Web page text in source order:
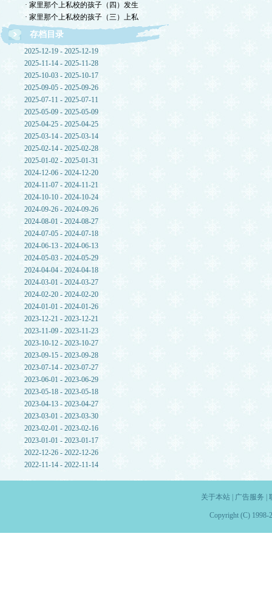
· 家里那个上私校的孩子（四）发生
· 家里那个上私校的孩子（三）上私
存档目录
2025-12-19 - 2025-12-19
2025-11-14 - 2025-11-28
2025-10-03 - 2025-10-17
2025-09-05 - 2025-09-26
2025-07-11 - 2025-07-11
2025-05-09 - 2025-05-09
2025-04-25 - 2025-04-25
2025-03-14 - 2025-03-14
2025-02-14 - 2025-02-28
2025-01-02 - 2025-01-31
2024-12-06 - 2024-12-20
2024-11-07 - 2024-11-21
2024-10-10 - 2024-10-24
2024-09-26 - 2024-09-26
2024-08-01 - 2024-08-27
2024-07-05 - 2024-07-18
2024-06-13 - 2024-06-13
2024-05-03 - 2024-05-29
2024-04-04 - 2024-04-18
2024-03-01 - 2024-03-27
2024-02-20 - 2024-02-20
2024-01-01 - 2024-01-26
2023-12-21 - 2023-12-21
2023-11-09 - 2023-11-23
2023-10-12 - 2023-10-27
2023-09-15 - 2023-09-28
2023-07-14 - 2023-07-27
2023-06-01 - 2023-06-29
2023-05-18 - 2023-05-18
2023-04-13 - 2023-04-27
2023-03-01 - 2023-03-30
2023-02-01 - 2023-02-16
2023-01-01 - 2023-01-17
2022-12-26 - 2022-12-26
2022-11-14 - 2022-11-14
关于本站| 广告服务
Copyright (C) 1998-